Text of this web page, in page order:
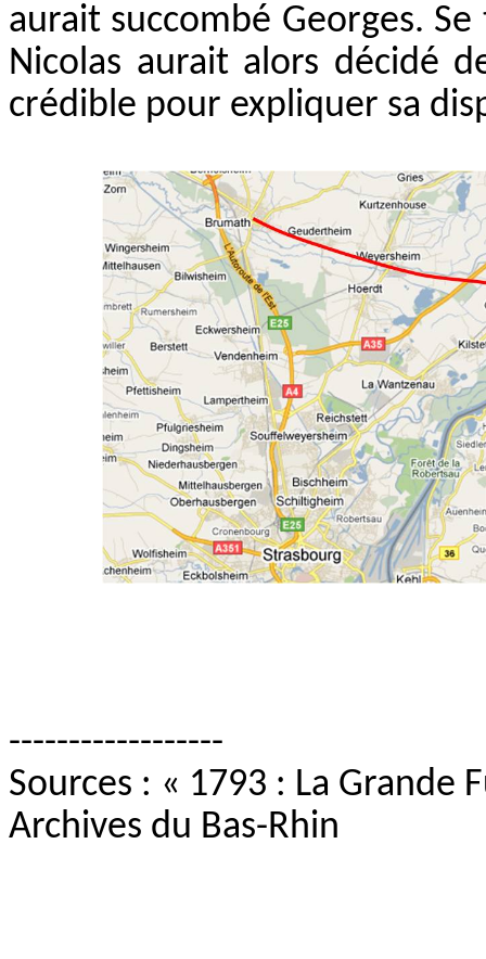
aurait succombé Georges.
Nicolas aurait alors décidé
crédible pour expliquer sa
------------------
Sources : « 1793 : La Grande
Archives du Bas-Rhin